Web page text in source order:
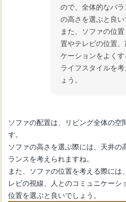
ので、全体的なバ
の高さを選ぶと良い
また、ソファの位
置やテレビの位置
ケーションをよくす
ライフスタイルを
ょう。
ソファの配置は、リビング全体の空
す。
ソファの高さを選ぶ際には、天井
ランスを考えられますね。
また、ソファの位置を考える際に
レビの視線、人とのコミュニケーシ
位置を選ぶと良いでしょう。